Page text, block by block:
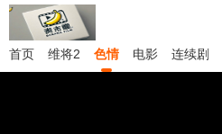
首页 维将2 色情 电影 连续剧